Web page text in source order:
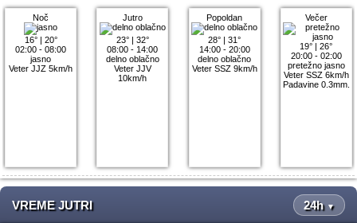
Noč
16°| 20°
02:00 - 08:00
jasno
Veter JJZ 5km/h
Jutro
23°| 32°
08:00 - 14:00
delno oblačno
Veter JJV
10km/h
Popoldan
28° |31°
14:00 - 20:00
delno oblačno
Veter SSZ 9km/h
Večer
19° |26°
20:00 - 02:00
pretežno jasno
Veter SSZ 6km/h
Padavine 0.3mm.
VREME JUTRI 24h ▼